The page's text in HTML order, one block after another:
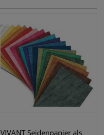
VIVANT Seidenpapier als